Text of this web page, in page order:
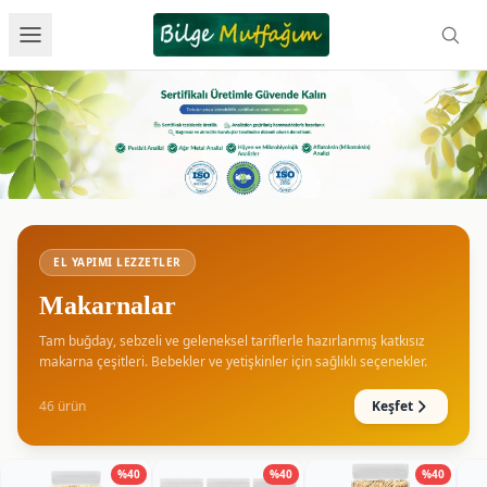
🍝
EL YAPIMI LEZZETLER
Makarnalar
Tam buğday, sebzeli ve geleneksel tariflerle hazırlanmış katkısız
makarna çeşitleri. Bebekler ve yetişkinler için sağlıklı seçenekler.
46 ürün Keşfet
%40 %40 %40